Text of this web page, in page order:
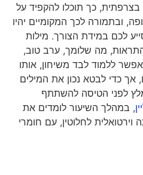
כך תוכלו להקפיד על
ובתמורה לכך המקומיים יהיו
לכם במידת הצורך. מילות
מה שלומך, ערב טוב,
ללמוד לבד משיחון, אותו
כדי לבטא נכון את המילים
לפני הטיסה להשתתף
השיעור לומדים את
לחלוטין, עם חומרי